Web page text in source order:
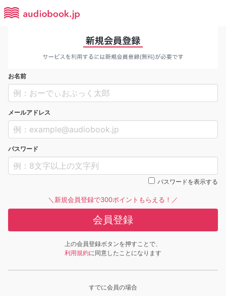
お名前
メールアドレス
パスワード
パスワードを表示する
＼新規会員登録で300ポイントもらえる！／
会員登録
上の会員登録ボタンを押すことで、
利用規約に同意したことになります
すでに会員の場合